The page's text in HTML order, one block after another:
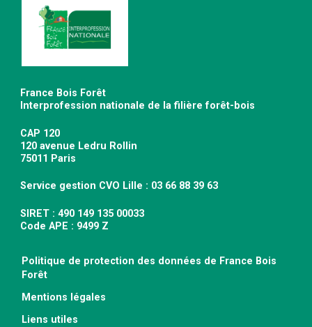
France Bois Forêt
Interprofession nationale de la filière forêt-bois
CAP 120
120 avenue Ledru Rollin
75011 Paris
Service gestion CVO Lille : 03 66 88 39 63
SIRET : 490 149 135 00033
Code APE : 9499 Z
Politique de protection des données de France Bois
Forêt
Mentions légales
Liens utiles